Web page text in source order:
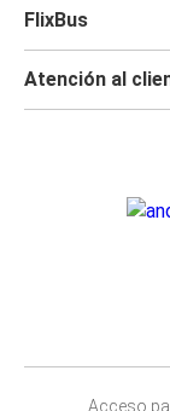
FlixBus
Atención al
Acceso